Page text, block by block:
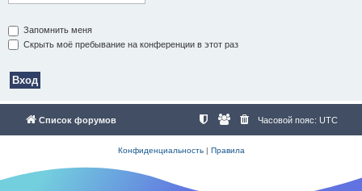
Запомнить меня
Скрыть моё пребывание на конференции в этот раз
Список форумов Часовой пояс: UTC
Конфиденциальность| Правила